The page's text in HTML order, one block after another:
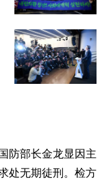
防部长金龙显因主
处无期徒刑。检方